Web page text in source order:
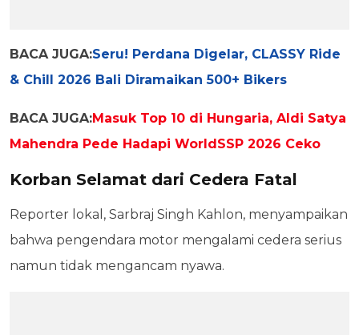
BACA JUGA:Seru! Perdana Digelar, CLASSY Ride
& Chill 2026 Bali Diramaikan 500+ Bikers
BACA JUGA:Masuk Top 10 di Hungaria, Aldi Satya
Mahendra Pede Hadapi WorldSSP 2026 Ceko
Korban Selamat dari Cedera Fatal
Reporter lokal, Sarbraj Singh Kahlon, menyampaikan
bahwa pengendara motor mengalami cedera serius
namun tidak mengancam nyawa.